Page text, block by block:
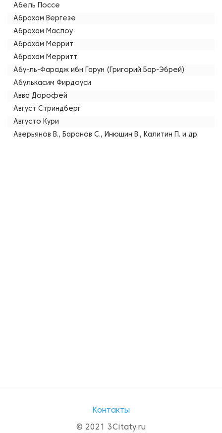
Абель Поссе
Абрахам Вергезе
Абрахам Маслоу
Абрахам Меррит
Абрахам Мерритт
Абу-ль-Фарадж ибн Гарун (Григорий Бар-Эбрей)
Абулькасим Фирдоуси
Авва Дорофей
Август Стриндберг
Августо Кури
Аверьянов В., Баранов С., Инюшин В., Калитин П. и др.
Контакты
© 2021 3Citaty.ru